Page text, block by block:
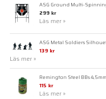
ASG Ground Multi-
299 kr
Läs mer »
ASG Metal Soldiers
139 kr
Läs mer »
Remington Steel BBs 4,5mm
115 kr
Läs mer »